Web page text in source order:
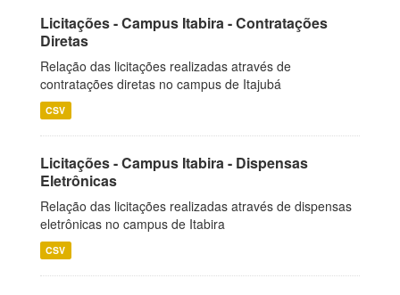
Licitações - Campus Itabira - Contratações
Diretas
Relação das licitações realizadas através de
contratações diretas no campus de Itajubá
CSV
Licitações - Campus Itabira - Dispensas
Eletrônicas
Relação das licitações realizadas através de dispensas
eletrônicas no campus de Itabira
CSV